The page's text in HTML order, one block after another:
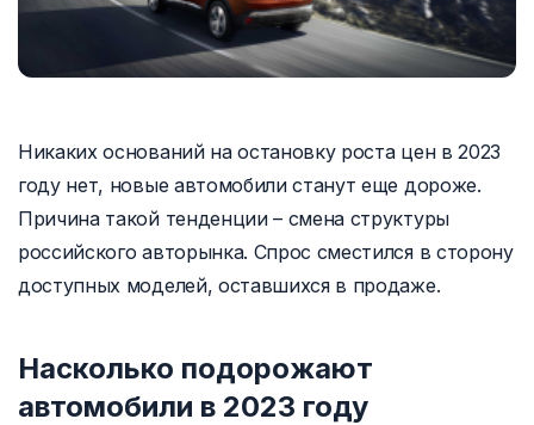
Никаких оснований на остановку роста цен в 2023
году нет, новые автомобили станут еще дороже.
Причина такой тенденции – смена структуры
российского авторынка. Спрос сместился в сторону
доступных моделей, оставшихся в продаже.
Насколько подорожают
автомобили в 2023 году